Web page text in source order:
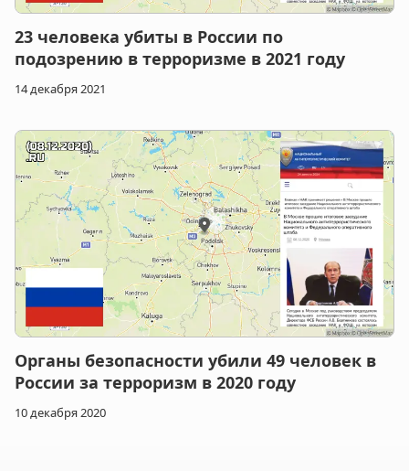
23 человека убиты в России по
подозрению в терроризме в 2021 году
14 декабря 2021
Органы безопасности убили 49 человек в
России за терроризм в 2020 году
10 декабря 2020